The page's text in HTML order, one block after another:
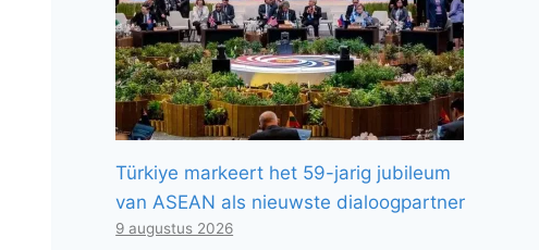
Türkiye markeert het 59-jarig jubileum
van ASEAN als nieuwste dialoogpartner
9 augustus 2026